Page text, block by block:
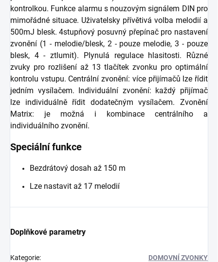
kontrolkou. Funkce alarmu s nouzovým signálem DIN pro
mimořádné situace. Uživatelsky přívětivá volba melodií a
500mJ blesk. 4stupňový posuvný přepínač pro nastavení
zvonění (1 - melodie/blesk, 2 - pouze melodie, 3 - pouze
blesk, 4 - ztlumit). Plynulá regulace hlasitosti. Různé
zvuky pro rozlišení až 13 tlačítek zvonku pro optimální
kontrolu vstupu. Centrální zvonění: více přijímačů lze řídit
jedním vysílačem. Individuální zvonění: každý přijímač
lze individuálně řídit dodatečným vysílačem. Zvonění
Matrix: je možná i kombinace centrálního a
individuálního zvonění.
Speciální funkce
Bezdrátový dosah až 150 m
Lze nastavit až 17 melodií
Doplňkové parametry
Kategorie: DOMOVNÍ ZVONKY